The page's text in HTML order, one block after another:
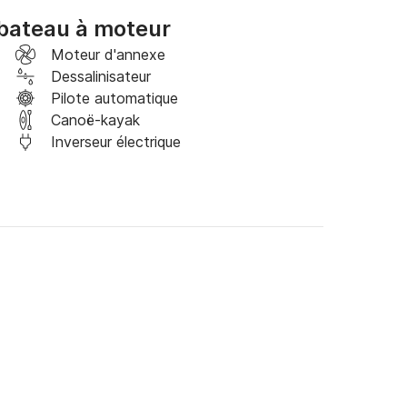
et l'ombre discrète du taud créent une
pensé pour accompagner la journée, sans
et baies cristallines, vous vous arrêtez là où
là où le silence règne.
150 trouve son écrin : falaises sculptées
couchers de soleil à couper le souffle. Pas
à moteur
Moteur d'annexe
Dessalinisateur
Pilote automatique
Canoë-kayak
Inverseur électrique